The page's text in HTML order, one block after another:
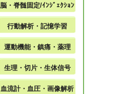
脳・脊髄固定/ｲﾝｼﾞｪｸｼｮﾝ
行動解析・記憶学習
運動機能・鎮痛・薬理
生理・切片・生体信号
血流計・血圧・画像解析